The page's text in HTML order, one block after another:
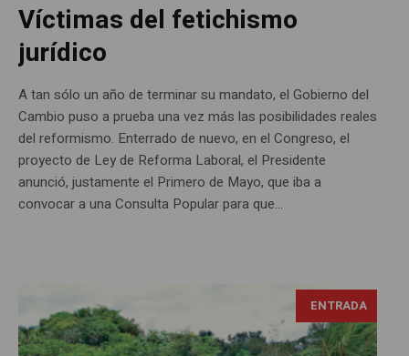
Víctimas del fetichismo
jurídico
A tan sólo un año de terminar su mandato, el Gobierno del
Cambio puso a prueba una vez más las posibilidades reales
del reformismo. Enterrado de nuevo, en el Congreso, el
proyecto de Ley de Reforma Laboral, el Presidente
anunció, justamente el Primero de Mayo, que iba a
convocar a una Consulta Popular para que...
ENTRADA